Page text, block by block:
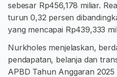
sebesar Rp456,178 miliar.
turun 0,32 persen
yang mencapai Rp439,333
Nurkholes menjelaskan,
pendapatan, belanja dan
APBD Tahun Anggaran